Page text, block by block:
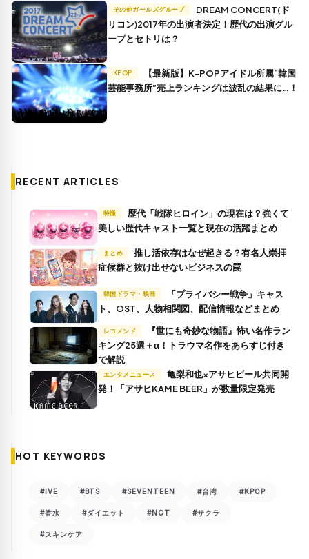
その他ガールズグループ
リコン)2017年の出演者決定！歴代の出演グル
ープとセトリは？
KPOP
芸能事務所”売上ランキングは波乱の結果に…！
RECENT ARTICLES
特撮
美しい歴代キャスト一覧と現在の活躍まとめ
まとめ
推し活依存はなぜ起きる？有名人崇拝
症候群と抜け出せないビジネスの罠
韓国ドラマ・映画
ト、OST、人物相関図、配信情報などまとめ
レコメンド
キング25選＋α！トラウマ名作をあらすじ付き
で解説
エンタメニュース
発！「アサヒKAME BEER」が数量限定発売
HOT KEYWORDS
#IVE #BTS #SEVENTEEN #台湾 #KPOP
#香水 #ダイエット #NCT #サクラ
#スキンケア